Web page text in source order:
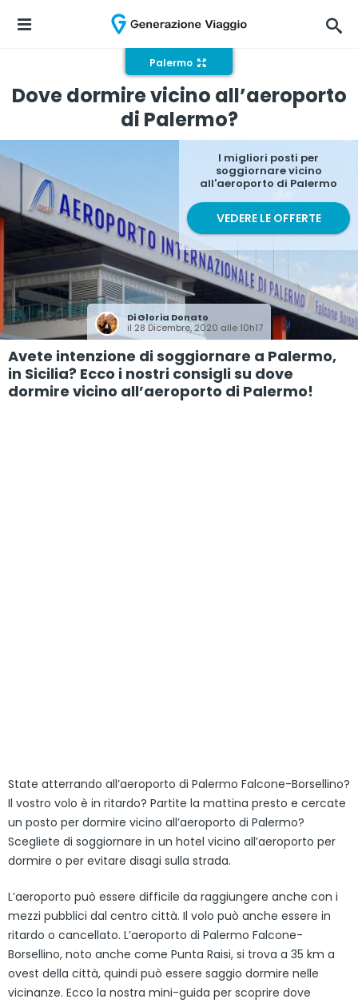
Palermo
Dove dormire vicino all’aeroporto
di Palermo?
DiGloria Donato
il 28 Dicembre, 2020 alle 10h17
I migliori posti per
soggiornare vicino
all'aeroporto di Palermo
VEDERE LE OFFERTE
Avete intenzione di soggiornare a Palermo,
in Sicilia? Ecco i nostri consigli su dove
dormire vicino all’aeroporto di Palermo!
State atterrando all’aeroporto di Palermo Falcone-Borsellino?
Il vostro volo è in ritardo? Partite la mattina presto e cercate
un posto per dormire vicino all’aeroporto di Palermo?
Scegliete di soggiornare in un hotel vicino all’aeroporto per
dormire o per evitare disagi sulla strada.
L’aeroporto può essere difficile da raggiungere anche con i
mezzi pubblici dal centro città. Il volo può anche essere in
ritardo o cancellato. L’aeroporto di Palermo Falcone-
Borsellino, noto anche come Punta Raisi, si trova a 35 km a
ovest della città, quindi può essere saggio dormire nelle
vicinanze. Ecco la nostra mini-guida per scoprire dove